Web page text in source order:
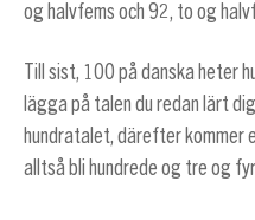
og halvfems och 92, to og
Till sist, 100 på danska heter
lägga på talen du redan lärt
hundratalet, därefter kommer
alltså bli hundrede og tre og